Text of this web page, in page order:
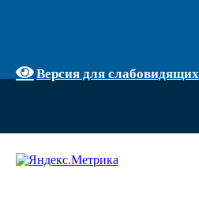
Версия для слабовидящих